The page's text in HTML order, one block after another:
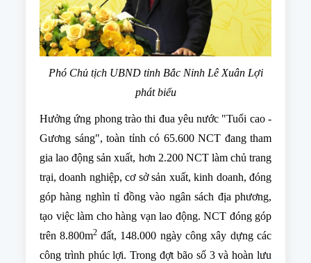
Phó Chủ tịch UBND tỉnh Bắc Ninh Lê Xuân Lợi
phát biểu
Hưởng ứng phong trào thi đua yêu nước "Tuổi cao -
Gương sáng", toàn tỉnh có 65.600 NCT đang tham
gia lao động sản xuất, hơn 2.200 NCT làm chủ trang
trại, doanh nghiệp, cơ sở sản xuất, kinh doanh, đóng
góp hàng nghìn tỉ đồng vào ngân sách địa phương,
tạo việc làm cho hàng vạn lao động. NCT đóng góp
trên 8.800m2 đất, 148.000 ngày công xây dựng các
công trình phúc lợi. Trong đợt bão số 3 và hoàn lưu